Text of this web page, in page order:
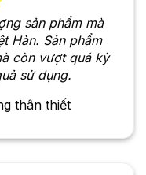
sản phẩm mà
Hàn. Sản phẩm
còn vượt quá kỳ
sử dụng.
thân thiết